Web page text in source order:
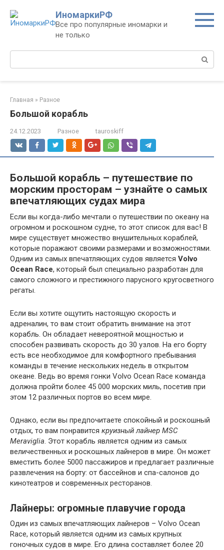
контенту
ИномаркиРФ
Все про популярные иномарки и
не только
Поиск:
Главная » Разное
Большой корабль
24.12.2023 Разное tauroskiff
Большой корабль – путешествие по
морским просторам – узнайте о самых
впечатляющих судах мира
Если вы когда-либо мечтали о путешествии по океану на
огромном и роскошном судне, то этот список для вас! В
мире существует множество внушительных кораблей,
которые поражают своими размерами и возможностями.
Одним из самых впечатляющих судов является Volvo
Ocean Race, который был специально разработан для
самого сложного и престижного парусного кругосветного
регаты.
Если вы хотите ощутить настоящую скорость и
адреналин, то вам стоит обратить внимание на этот
корабль. Он обладает невероятной мощностью и
способен развивать скорость до 30 узлов. На его борту
есть все необходимое для комфортного пребывания
команды в течение нескольких недель в открытом
океане. Ведь во время гонки Volvo Ocean Race команда
должна пройти более 45 000 морских миль, посетив при
этом 12 различных портов во всем мире.
Однако, если вы предпочитаете спокойный и роскошный
отдых, то вам понравится круизный лайнер MSC
Meraviglia. Этот корабль является одним из самых
величественных и роскошных лайнеров в мире. Он может
вместить более 5000 пассажиров и предлагает различные
развлечения на борту: от бассейнов и спа-салонов до
кинотеатров и современных ресторанов.
Лайнеры: огромные плавучие города
Один из самых впечатляющих лайнеров – Volvo Ocean
Race, который является одним из самых крупных
гоночных судов в мире. Его длина составляет более 20